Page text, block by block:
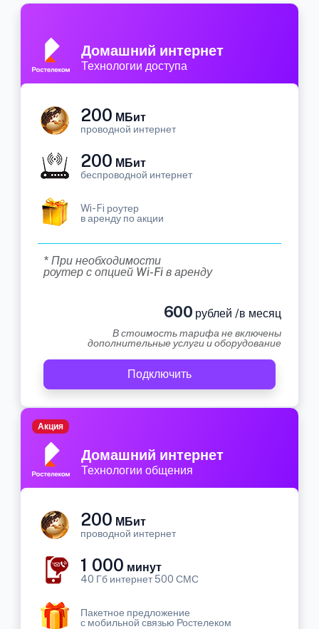
Домашний интернет
Технологии доступа
200 МБит
проводной интернет
200 МБит
беспроводной интернет
Wi-Fi роутер
в аренду по акции
* При необходимости
роутер с опцией Wi-Fi в аренду
600 рублей /в месяц
В стоимость тарифа не включены
дополнительные услуги и оборудование
Подключить
Домашний интернет
Технологии общения
Акция
200 МБит
проводной интернет
1 000 минут
40 Гб интернет 500 СМС
Пакетное предложение
с мобильной связью Ростелеком